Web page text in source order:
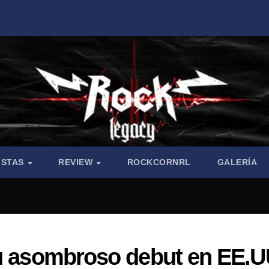
REVIEW ROCKCORNRL GALERÍA
debut en